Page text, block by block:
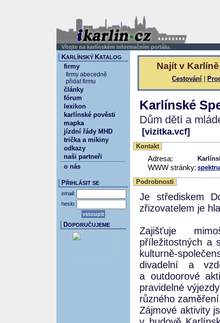
Vítejte na karlínském informačním portálu.
Najít v
Cestování
Karlínské
Dům dětí a
[vizitka.vcf]
Kontakt
Adresa:
WWW stránky:
Podrobnosti
Je střediskem
zřizovatelem je
Zajišťuje
příležitostných a
kulturně-
divadelní a
a outdoorové
pravidelné
různého
Zájmové aktivity
KARLÍNSKÝ KATALOG
firmy
firmy abecedně
přidat firmu
články
fórum
lexikon
karlínské pověsti
mapka
jízdní řády MHD
trička a mikiny
odkazy
naši partneři
o nás
PŘIHLÁSIT SE
email:
heslo:
DOPORUČUJEME